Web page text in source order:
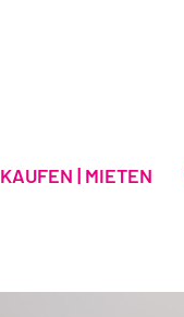
KAUFEN | MIETEN